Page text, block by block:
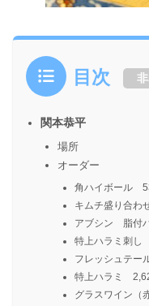
目次
関本恭平
場所
オーダー
角ハイボール
キムチ盛り合
アブシン 脂付
特上ハラミ刺し
フレッシュテー
特上ハラミ
グラスワイン（